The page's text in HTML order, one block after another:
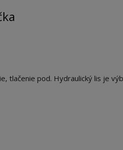
tlačenie pod. Hydraulický lis je